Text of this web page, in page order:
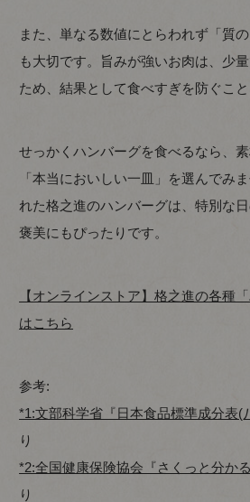
また、単なる数値にとらわれず「質
も大切です。旨みが強いお肉は、少
ため、結果として食べすぎを防ぐこと
せっかくハンバーグを食べるなら、
「本当においしい一皿」を選んでみ
れた格之進のハンバーグは、特別な
褒美にもぴったりです。
【オンラインストア】格之進の各種
はこちら
参考:
*1:文部科学省『日本食品標準成分表(
り
*2:全国健康保険協会『さくっと分か
り